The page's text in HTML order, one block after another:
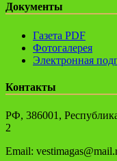
Документы
Газета PDF
Фотогалерея
Электронная
Контакты
РФ, 386001,
2
Email: